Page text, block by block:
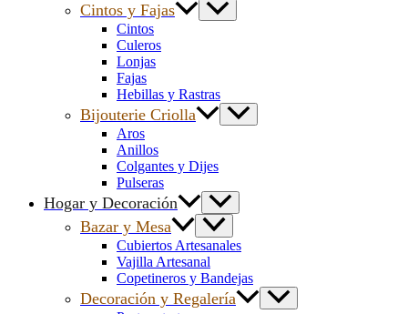
Cintos y Fajas
Cintos
Culeros
Lonjas
Fajas
Hebillas y Rastras
Bijouterie Criolla
Aros
Anillos
Colgantes y Dijes
Pulseras
Hogar y Decoración
Bazar y Mesa
Cubiertos Artesanales
Vajilla Artesanal
Copetineros y Bandejas
Decoración y Regalería